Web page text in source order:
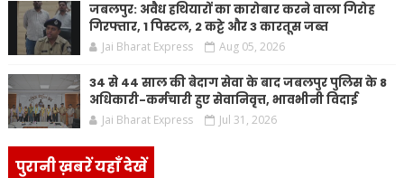
जबलपुर: अवैध हथियारों का कारोबार करने वाला गिरोह
गिरफ्तार, 1 पिस्टल, 2 कट्टे और 3 कारतूस जब्त
Jai Bharat Express Aug 05, 2026
34 से 44 साल की बेदाग सेवा के बाद जबलपुर पुलिस के 8
अधिकारी-कर्मचारी हुए सेवानिवृत्त, भावभीनी विदाई
Jai Bharat Express Jul 31, 2026
पुरानी ख़बरें यहाँ देखें